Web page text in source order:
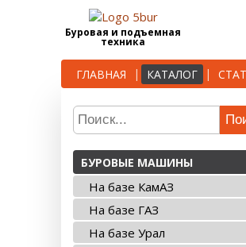
Буровая и подъемная
техника
ГЛАВНАЯ КАТАЛОГ
БУРОВЫЕ МАШИНЫ
На базе КамАЗ
На базе ГАЗ
На базе Урал